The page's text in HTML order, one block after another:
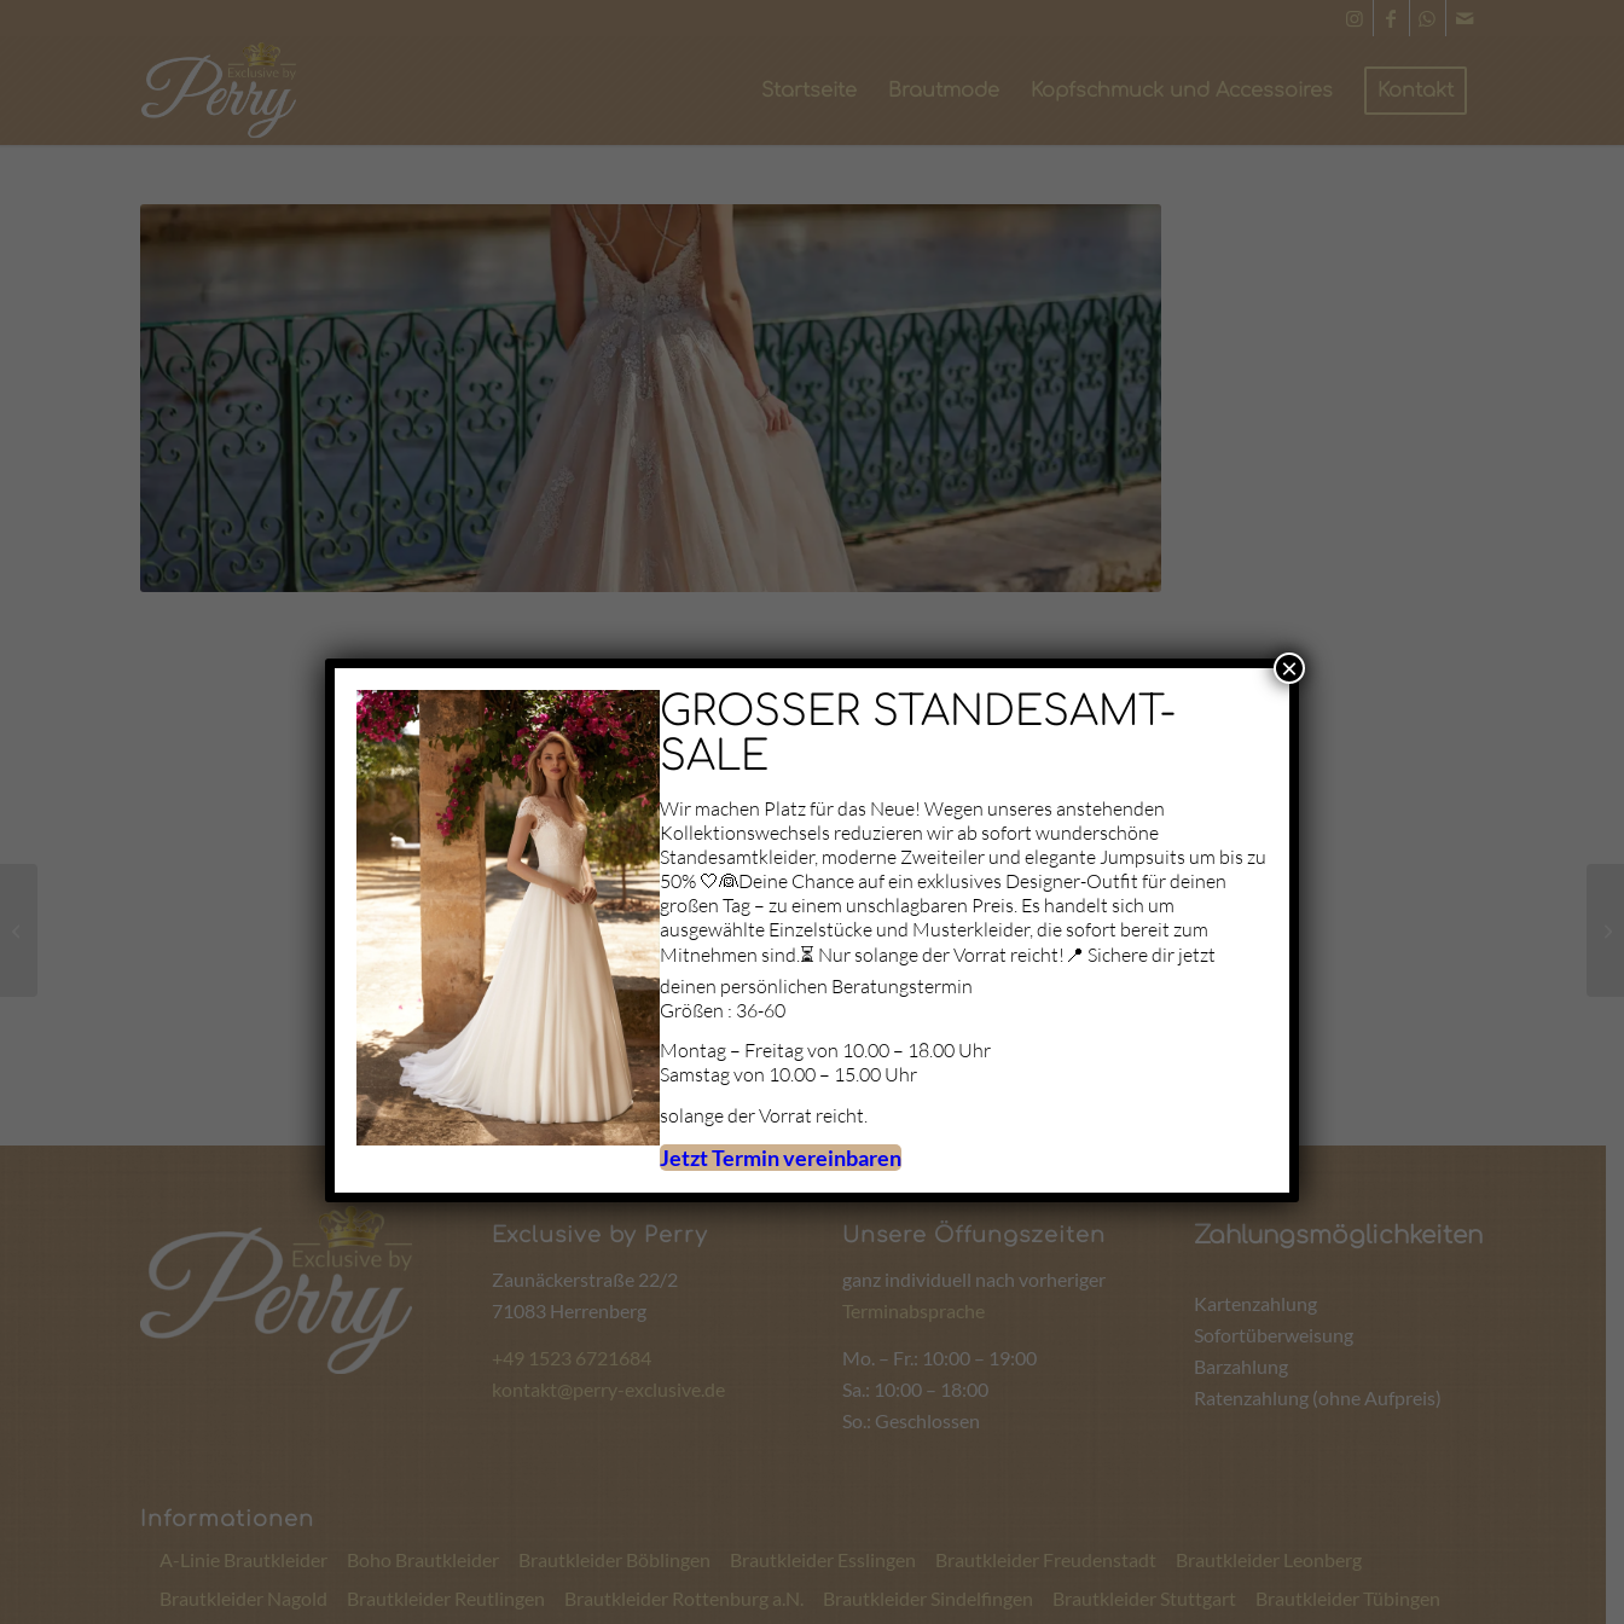
Startseite Brautmode Kopfschmuck und Accessoires Kontakt
Aufgrund deiner
Datenschutz-
Einstellungen können
wir Ihnen die Karte
nicht anzeigen.
Klicken Sie hier, um
neuen Fenster zu
öffnen.
Exclusive by Perry
Zaunäckerstraße 22/2
71083 Herrenberg
+49 1523 6721684
kontakt@perry-exclusive.de
Unsere Öffungszeiten
ganz individuell nach vorheriger
Terminabsprache
Mo. – Fr.: 10:00 – 19:00
Sa.: 10:00 – 18:00
So.: Geschlossen
Zahlungsmöglichkeiten
Kartenzahlung
Sofortüberweisung
Barzahlung
Ratenzahlung (ohne Aufpreis)
Informationen
A-Linie Brautkleider Boho Brautkleider Brautkleider Böblingen Brautkleider Esslingen Brautkleider Freudenstadt
Brautkleider Leonberg
Brautkleider Nagold
Brautkleider Reutlingen Brautkleider Rottenburg a.N. Brautkleider Sindelfingen Brautkleider Stuttgart Brautkleider Tübingen
GROSSER STANDESAMT-
SALE
Wir machen Platz für das Neue! Wegen unseres anstehenden
Kollektionswechsels reduzieren wir ab sofort wunderschöne
Standesamtkleider, moderne Zweiteiler und elegante Jumpsuits um bis zu
50% 🤍👰Deine Chance auf ein exklusives Designer-Outfit für deinen
großen Tag – zu einem unschlagbaren Preis. Es handelt sich um
ausgewählte Einzelstücke und Musterkleider, die sofort bereit zum
Mitnehmen sind.⏳ Nur solange der Vorrat reicht!📍 Sichere dir jetzt
deinen persönlichen Beratungstermin
Größen : 36-60
Montag – Freitag von 10.00 – 18.00 Uhr
Samstag von 10.00 – 15.00 Uhr
solange der Vorrat reicht.
Jetzt Termin vereinbaren
×